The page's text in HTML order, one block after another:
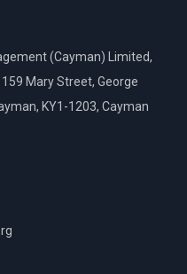
(Cayman) Limited,
Mary Street, George
KY1-1203, Cayman